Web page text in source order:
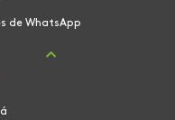
de WhatsApp